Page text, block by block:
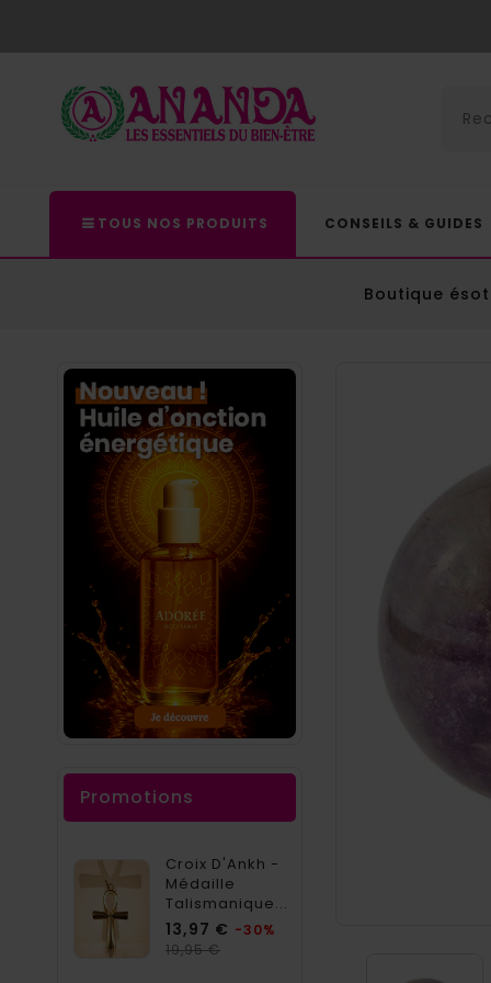
TOUS NOS PRODUITS CONSEILS & GUIDES
Boutique
Promotions
Croix D'Ankh -
Médaille
Talismanique...
13,97 € Prix
-30%
19,95 €Prix